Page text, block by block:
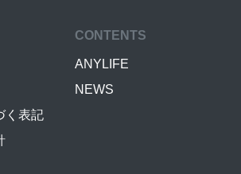
く表記
CONTENTS
ANYLIFE
NEWS